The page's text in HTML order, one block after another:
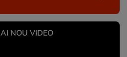
NOU VIDEO